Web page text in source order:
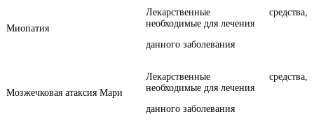
Миопатия
Лекарственные средства,
необходимые для лечения
данного заболевания
Мозжечковая атаксия Мари
Лекарственные средства,
необходимые для лечения
данного заболевания